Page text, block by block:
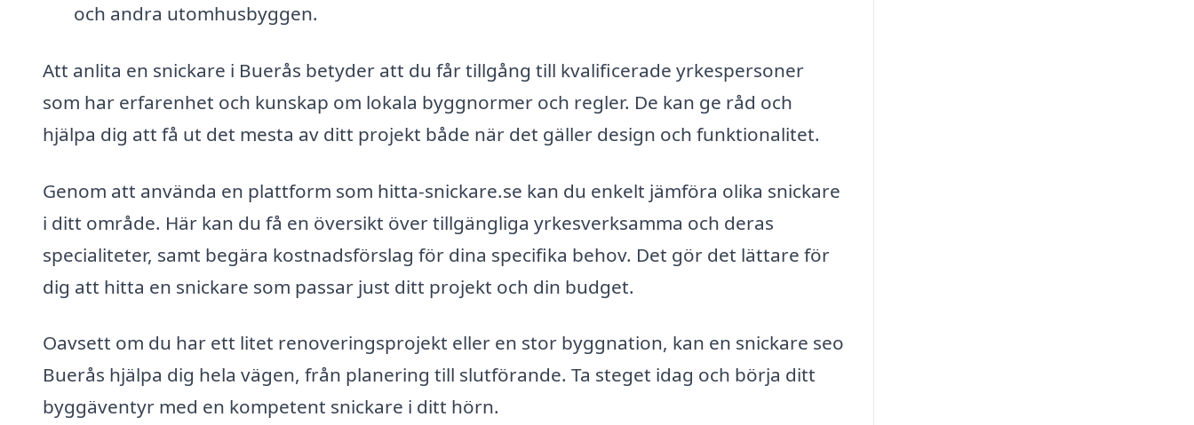
och andra utomhusbyggen.
Att anlita en snickare i Buerås betyder att du får tillgång till kvalificerade yrkespersoner
som har erfarenhet och kunskap om lokala byggnormer och regler. De kan ge råd och
hjälpa dig att få ut det mesta av ditt projekt både när det gäller design och funktionalitet.
Genom att använda en plattform som hitta-snickare.se kan du enkelt jämföra olika snickare
i ditt område. Här kan du få en översikt över tillgängliga yrkesverksamma och deras
specialiteter, samt begära kostnadsförslag för dina specifika behov. Det gör det lättare för
dig att hitta en snickare som passar just ditt projekt och din budget.
Oavsett om du har ett litet renoveringsprojekt eller en stor byggnation, kan en snickare seo
Buerås hjälpa dig hela vägen, från planering till slutförande. Ta steget idag och börja ditt
byggäventyr med en kompetent snickare i ditt hörn.